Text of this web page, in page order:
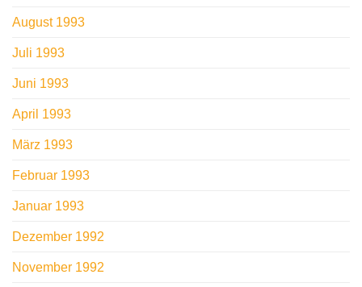
August 1993
Juli 1993
Juni 1993
April 1993
März 1993
Februar 1993
Januar 1993
Dezember 1992
November 1992